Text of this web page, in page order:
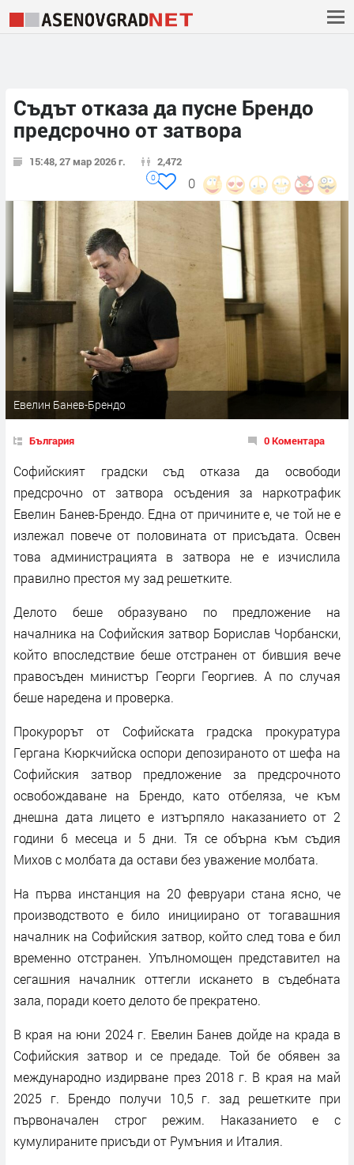
Съдът отказа да пусне Брендо
предсрочно от затвора
15:48, 27 мар 2026 г. 2,472
0
0
Евелин Банев-Брендо
България 0 Коментара
Софийският градски съд отказа да освободи
предсрочно от затвора осъдения за наркотрафик
Евелин Банев-Брендо. Една от причините е, че той не е
излежал повече от половината от присъдата. Освен
това администрацията в затвора не е изчислила
правилно престоя му зад решетките.
Делото беше образувано по предложение на
началника на Софийския затвор Борислав Чорбански,
който впоследствие беше отстранен от бившия вече
правосъден министър Георги Георгиев. А по случая
беше наредена и проверка.
Прокурорът от Софийската градска прокуратура
Гергана Кюркчийска оспори депозираното от шефа на
Софийския затвор предложение за предсрочното
освобождаване на Брендо, като отбеляза, че към
днешна дата лицето е изтърпяло наказанието от 2
години 6 месеца и 5 дни. Тя се обърна към съдия
Михов с молбата да остави без уважение молбата.
На първа инстанция на 20 февруари стана ясно, че
производството е било инициирано от тогавашния
началник на Софийския затвор, който след това е бил
временно отстранен. Упълномощен представител на
сегашния началник оттегли искането в съдебната
зала, поради което делото бе прекратено.
В края на юни 2024 г. Евелин Банев дойде на крада в
Софийския затвор и се предаде. Той бе обявен за
международно издирване през 2018 г. В края на май
2025 г. Брендо получи 10,5 г. зад решетките при
първоначален строг режим. Наказанието е с
кумулираните присъди от Румъния и Италия.